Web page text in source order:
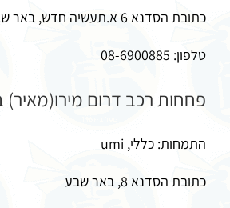
כתובת הסדנא 6 א.תעשיה חדש, באר שבע
טלפון: 08-6900885
פחחות רכב דרום
התמחות: כללי, umi
כתובת הסדנא 8, באר שבע